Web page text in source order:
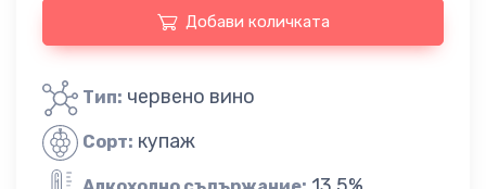
Добави количката
Тип: червено вино
Сорт: купаж